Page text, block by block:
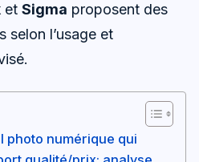
et Sigma proposent des
selon l’usage et
photo numérique qui